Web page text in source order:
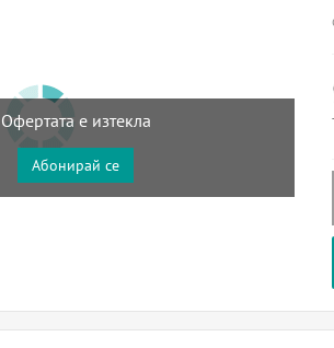
Офертата е изтекла
Абонирай се